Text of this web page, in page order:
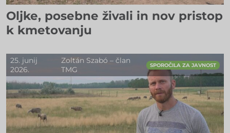
Oljke, posebne živali in nov pristop
k kmetovanju
25. junij
2026.
Zoltán Szabó – član
TMG
SPOROČILA ZA JAVNOST